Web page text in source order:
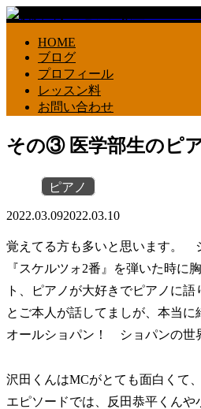
HOME
ブログ
プロフィール
レッスン料
お問い合わせ
その③ 医学部生のピ
ピアノ
2022.03.092022.03.10
覚えてる方も多いと思います。
『スケルツォ2番』を弾いた時
ト、ピアノが大好きでピアノに
とご本人が話してましが、本当
オールショパン！ ショパンの世
沢田くんはMCがとても面白くて
エピソードでは、反田恭平くん